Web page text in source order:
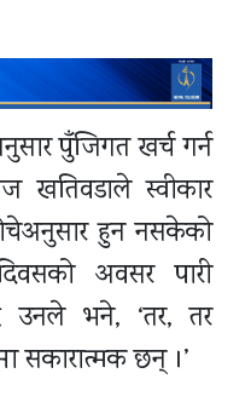
पुँजिगत खर्च गर्न
खतिवडाले स्वीकार
हुन नसकेको
अवसर पारी
उनले भने, ‘तर, तर
सकारात्मक छन् ।’